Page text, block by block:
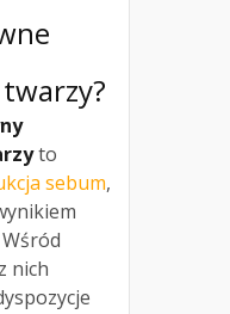
twarzy?
to
sebum,
nich